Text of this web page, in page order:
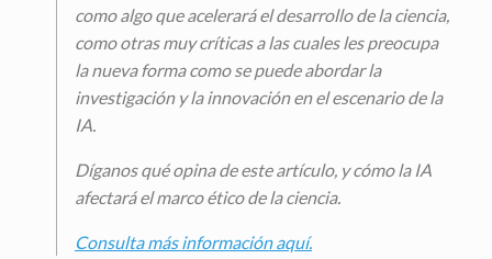
como algo que acelerará el desarrollo de la ciencia,
como otras muy críticas a las cuales les preocupa
la nueva forma como se puede abordar la
investigación y la innovación en el escenario de la
IA.
Díganos qué opina de este artículo, y cómo la IA
afectará el marco ético de la ciencia.
Consulta más información aquí.